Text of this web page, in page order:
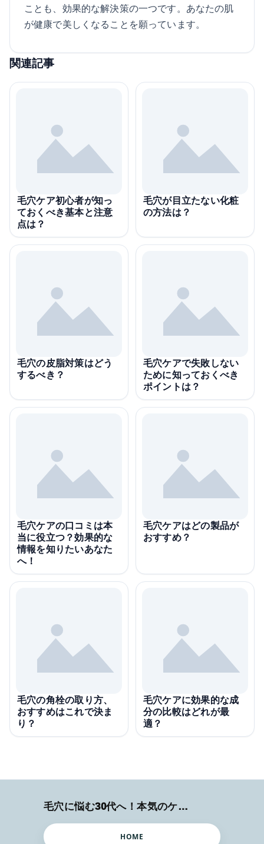
ことも、効果的な解決策の一つです。あなたの肌
が健康で美しくなることを願っています。
関連記事
毛穴ケア初心者が知っ
ておくべき基本と注意
点は？
毛穴が目立たない化粧
の方法は？
毛穴の皮脂対策はどう
するべき？
毛穴ケアで失敗しない
ために知っておくべき
ポイントは？
毛穴ケアの口コミは本
当に役立つ？効果的な
情報を知りたいあなた
へ！
毛穴ケアはどの製品が
おすすめ？
毛穴の角栓の取り方、
おすすめはこれで決ま
り？
毛穴ケアに効果的な成
分の比較はどれが最
適？
毛穴に悩む30代へ！本気のケア術特集
HOME